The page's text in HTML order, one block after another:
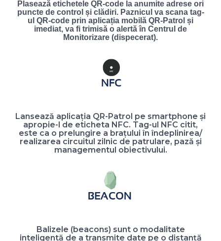
Plasează etichetele QR-code la anumite adrese ori
puncte de control și clădiri. Paznicul va scana tag-
ul QR-code prin aplicația mobilă QR-Patrol și
imediat, va fi trimisă o alertă în Centrul de
Monitorizare (dispecerat).
Lansează aplicația QR-Patrol pe smartphone și
apropie-l de eticheta NFC. Tag-ul NFC citit,
este ca o prelungire a brațului în îndeplinirea/
realizarea circuitul zilnic de patrulare, pază și
managementul obiectivului.
Balizele (beacons) sunt o modalitate
inteligentă de a transmite date pe o distanță